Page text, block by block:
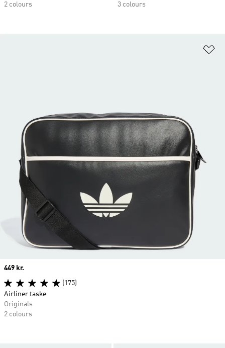
2 colours
3 colours
Price
449 kr.
(175)
Airliner taske
Originals
2 colours